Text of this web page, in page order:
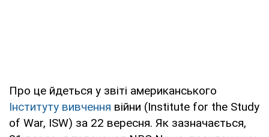
Про це йдеться у звіті американського
Інституту вивчення війни (Institute for the Study
of War, ISW) за 22 вересня. Як зазначається,